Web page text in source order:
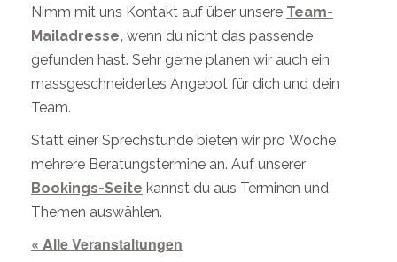
Nimm mit uns Kontakt auf über unsere Team-
Mailadresse, wenn du nicht das passende
gefunden hast. Sehr gerne planen wir auch ein
massgeschneidertes Angebot für dich und dein
Team.
Statt einer Sprechstunde bieten wir pro Woche
mehrere Beratungstermine an. Auf unserer
Bookings-Seite kannst du aus Terminen und
Themen auswählen.
« Alle Veranstaltungen